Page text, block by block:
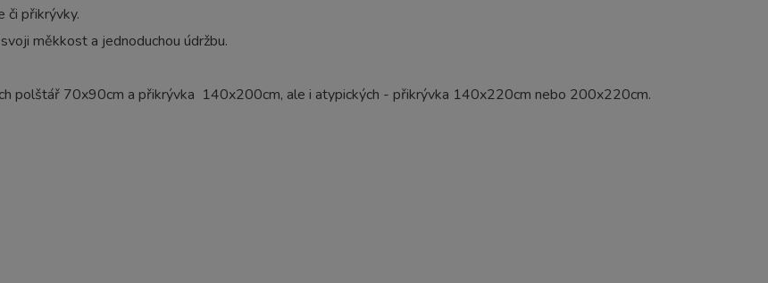
či přikrývky.
měkkost a jednoduchou údržbu.
polštář 70x90cm a přikrývka 140x200cm, ale i atypických - přikrývka 140x220cm nebo 200x220cm.